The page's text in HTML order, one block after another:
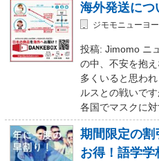
海外発送につ
ジモモニューヨ
投稿: Jimomo ニ
の中、不安を抱
多くいると思わ
ルスとの戦いで
各国でマスクに対
期間限定の割
お得！語学学